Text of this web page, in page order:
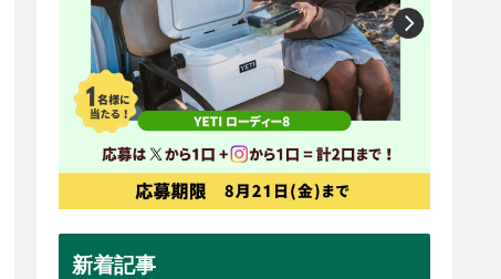
新着記事